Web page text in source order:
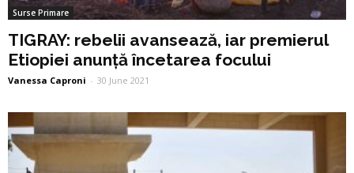
Surse Primare
TIGRAY: rebelii avansează, iar premierul
Etiopiei anunță încetarea focului
Vanessa Caproni - 30 June 2021